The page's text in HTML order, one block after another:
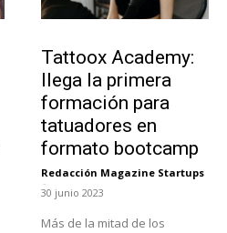
Tattoox Academy:
llega la primera
formación para
tatuadores en
formato bootcamp
Redacción Magazine Startups
-
30 junio 2023
Más de la mitad de los